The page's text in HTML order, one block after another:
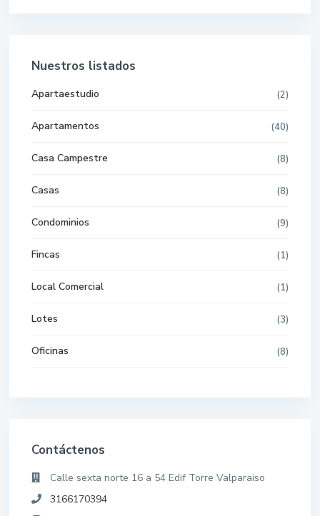
Nuestros listados
Apartaestudio (2)
Apartamentos (40)
Casa Campestre (8)
Casas (8)
Condominios (9)
Fincas (1)
Local Comercial (1)
Lotes (3)
Oficinas (8)
Contáctenos
Calle sexta norte 16 a 54 Edif Torre Valparaiso
3166170394